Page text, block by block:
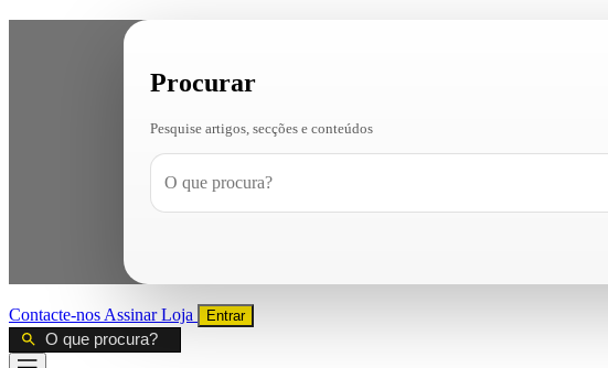
Procurar
Pesquise artigos, secções e conteúdos
Contacte-nos AssinarLoja Entrar